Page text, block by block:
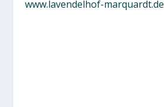
www.lavendelhof-marquardt.de